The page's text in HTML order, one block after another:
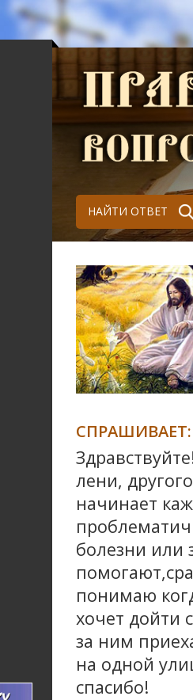
НАЙТИ ОТВЕТ
СПРАШИВАЕТ:
лени,
начинает
болезни или
понимаю
хочет дойти
за ним
на одной
спасибо!